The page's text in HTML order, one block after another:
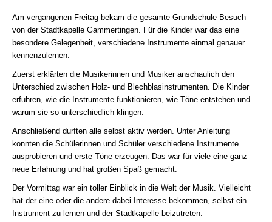
Am vergangenen Freitag bekam die gesamte Grundschule Besuch
von der Stadtkapelle Gammertingen. Für die Kinder war das eine
besondere Gelegenheit, verschiedene Instrumente einmal genauer
kennenzulernen.
Zuerst erklärten die Musikerinnen und Musiker anschaulich den
Unterschied zwischen Holz- und Blechblasinstrumenten. Die Kinder
erfuhren, wie die Instrumente funktionieren, wie Töne entstehen und
warum sie so unterschiedlich klingen.
Anschließend durften alle selbst aktiv werden. Unter Anleitung
konnten die Schülerinnen und Schüler verschiedene Instrumente
ausprobieren und erste Töne erzeugen. Das war für viele eine ganz
neue Erfahrung und hat großen Spaß gemacht.
Der Vormittag war ein toller Einblick in die Welt der Musik. Vielleicht
hat der eine oder die andere dabei Interesse bekommen, selbst ein
Instrument zu lernen und der Stadtkapelle beizutreten.